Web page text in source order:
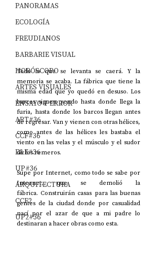
PANORAMAS
ECOLOGÍA
FREUDIANOS
BARBARIE VISUAL
HORÓSCOPO
ARTES VISUALES
ENSAYO Y ERROR
ART#36
CCF#36
E&E#36
UP#36
ARQUITECTURA
CCF2
UP2#36
Todo lo que se levanta se caerá. Y la
memoria se acaba. La fábrica que tiene la
misma edad que yo quedó en desuso. Los
barcos siguen yendo hasta donde llega la
furia, hasta donde los barcos llegan antes
de regresar. Van y vienen con otras hélices,
como antes de las hélices les bastaba el
viento en las velas y el músculo y el sudor
de los remeros.
Supe por Internet, como todo se sabe por
Internet, que se demolió la
fábrica. Construirán casas para las buenas
gentes de la ciudad donde por casualidad
nací por el azar de que a mi padre lo
destinaran a hacer obras como esta.